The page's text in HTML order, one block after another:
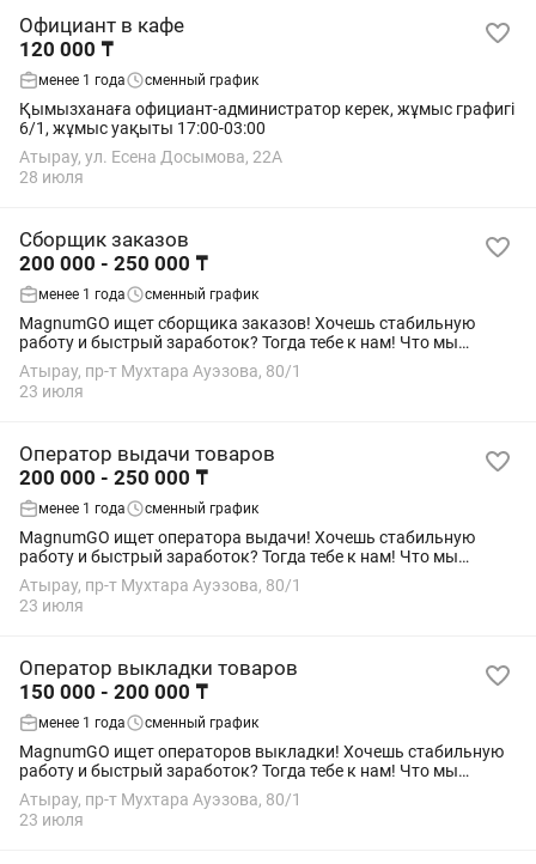
Официант в кафе
120 000 ₸
менее 1 года сменный график
Қымызханаға официант-администратор керек, жұмыс графигі
6/1, жұмыс уақыты 17:00-03:00
Атырау, ул. Есена Досымова, 22А
28 июля
Сборщик заказов
200 000 - 250 000 ₸
менее 1 года сменный график
MagnumGO ищет сборщика заказов! Хочешь стабильную
работу и быстрый заработок? Тогда тебе к нам! Что мы
предлагаем: — Доход от 200 000 до 250 000 ₸; — График 2/2,
дневные и ночные смены; — Выплаты...
Атырау, пр-т Мухтара Ауэзова, 80/1
23 июля
Оператор выдачи товаров
200 000 - 250 000 ₸
менее 1 года сменный график
MagnumGO ищет оператора выдачи! Хочешь стабильную
работу и быстрый заработок? Тогда тебе к нам! Что мы
предлагаем: — Доход от 200 000 до 250 000 ₸; — График 2/2,
дневные и ночные смены; — Выплаты...
Атырау, пр-т Мухтара Ауэзова, 80/1
23 июля
Оператор выкладки товаров
150 000 - 200 000 ₸
менее 1 года сменный график
MagnumGO ищет операторов выкладки! Хочешь стабильную
работу и быстрый заработок? Тогда тебе к нам! Что мы
предлагаем: — Доход от 150 000 до 200 000 ₸; — График 2/2,
дневные и ночные смены; —...
Атырау, пр-т Мухтара Ауэзова, 80/1
23 июля